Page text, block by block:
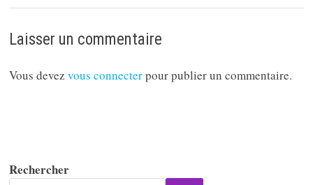
Laisser un commentaire
Vous devezvous connecterpour publier un commentaire.
Rechercher